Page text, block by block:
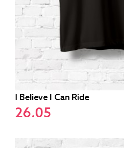
I Believe I Can Ride
26.05